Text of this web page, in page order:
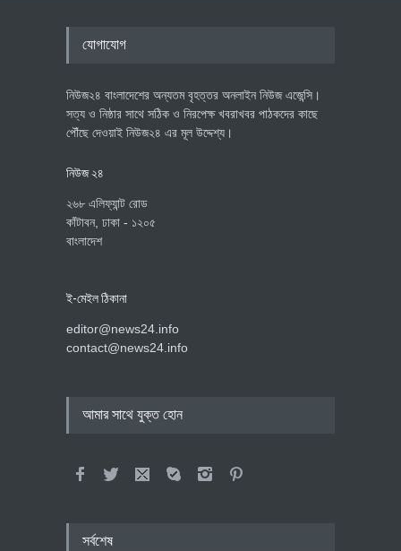
যোগাযোগ
নিউজ২৪ বাংলাদেশের অন্যতম বৃহত্তর অনলাইন নিউজ এজেন্সি।
সত্য ও নিষ্ঠার সাথে সঠিক ও নিরপেক্ষ খবরাখবর পাঠকদের কাছে
পৌঁছে দেওয়াই নিউজ২৪ এর মূল উদ্দেশ্য।
নিউজ ২৪
২৬৮ এলিফ্যান্ট রোড
কাঁটাবন, ঢাকা - ১২০৫
বাংলাদেশ
ই-মেইল ঠিকানা
editor@news24.info
contact@news24.info
আমার সাথে যুক্ত হোন
সর্বশেষ